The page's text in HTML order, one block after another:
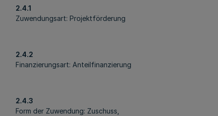
2.4.1
Zuwendungsart: Projektförderung
2.4.2
Finanzierungsart: Anteilfinanzierung
2.4.3
Form der Zuwendung: Zuschuss,